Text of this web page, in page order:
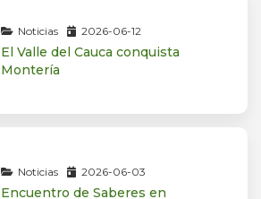
Noticias 2026-06-12
El Valle del Cauca conquista
Montería
Noticias 2026-06-03
Encuentro de Saberes en